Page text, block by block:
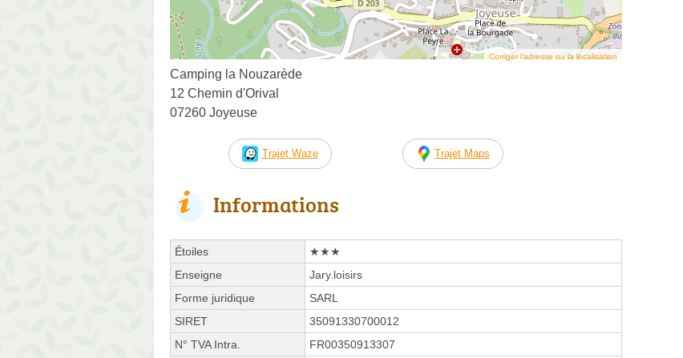
Corriger l’adresse ou la localisation
Camping la Nouzarède
12 Chemin d'Orival
07260 Joyeuse
Trajet Waze Trajet Maps
Informations
Étoiles
★★★
Enseigne
Jary.loisirs
Forme juridique
SARL
SIRET
35091330700012
N° TVA Intra.
FR00350913307